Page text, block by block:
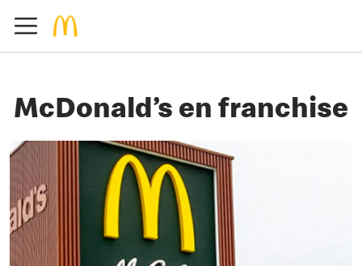
McDonald’s en franchise